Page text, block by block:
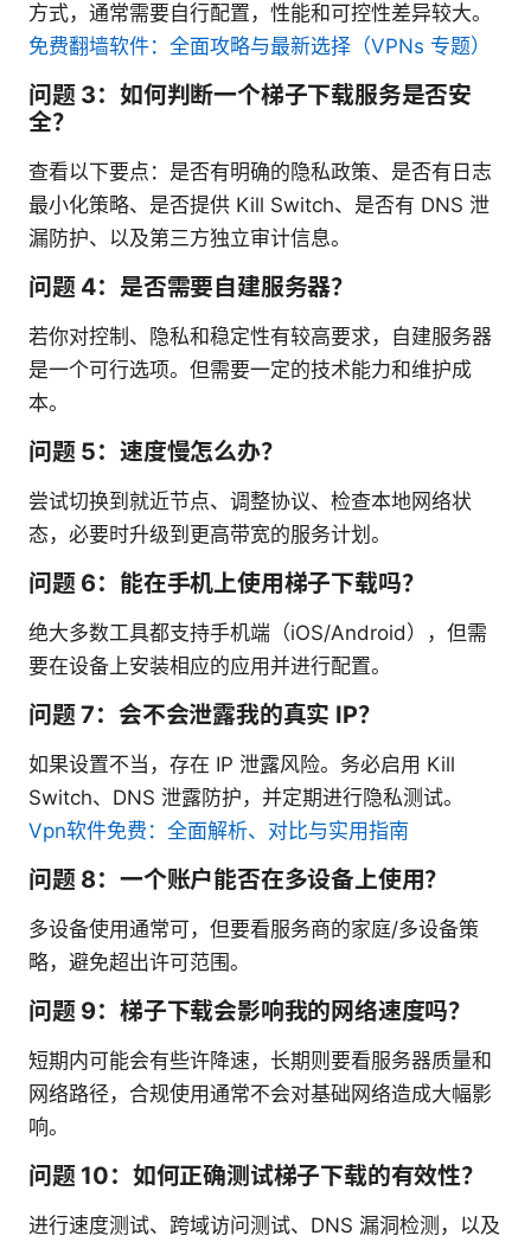
方式，通常需要自行配置，性能和可控性差异较大。
免费翻墙软件：全面攻略与最新选择（VPNs 专题）
问题 3：如何判断一个梯子下载服务是否安
全？
查看以下要点：是否有明确的隐私政策、是否有日志
最小化策略、是否提供 Kill Switch、是否有 DNS 泄
漏防护、以及第三方独立审计信息。
问题 4：是否需要自建服务器？
若你对控制、隐私和稳定性有较高要求，自建服务器
是一个可行选项。但需要一定的技术能力和维护成
本。
问题 5：速度慢怎么办？
尝试切换到就近节点、调整协议、检查本地网络状
态，必要时升级到更高带宽的服务计划。
问题 6：能在手机上使用梯子下载吗？
绝大多数工具都支持手机端（iOS/Android），但需
要在设备上安装相应的应用并进行配置。
问题 7：会不会泄露我的真实 IP？
如果设置不当，存在 IP 泄露风险。务必启用 Kill
Switch、DNS 泄露防护，并定期进行隐私测试。
Vpn软件免费：全面解析、对比与实用指南
问题 8：一个账户能否在多设备上使用？
多设备使用通常可，但要看服务商的家庭/多设备策
略，避免超出许可范围。
问题 9：梯子下载会影响我的网络速度吗？
短期内可能会有些许降速，长期则要看服务器质量和
网络路径，合规使用通常不会对基础网络造成大幅影
响。
问题 10：如何正确测试梯子下载的有效性？
进行速度测试、跨域访问测试、DNS 漏洞检测，以及